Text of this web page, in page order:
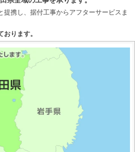
提携し、据付工事からアフターサービスま
ります。